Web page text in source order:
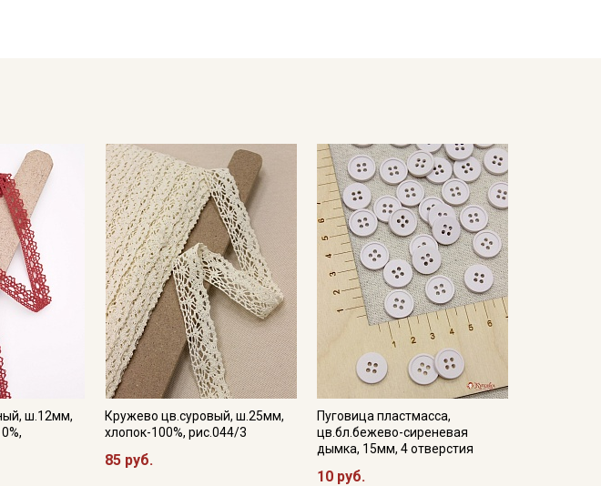
ш.12мм,
Кружево цв.суровый, ш.25мм,
хлопок-100%, рис.044/3
85 руб.
Пуговица пластмасса,
цв.бл.бежево-сиреневая
дымка, 15мм, 4 отверстия
10 руб.
персональных
персональных
и